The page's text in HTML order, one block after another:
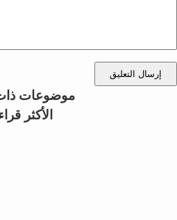
إرسال التعليق
موضوعات
الأكثر